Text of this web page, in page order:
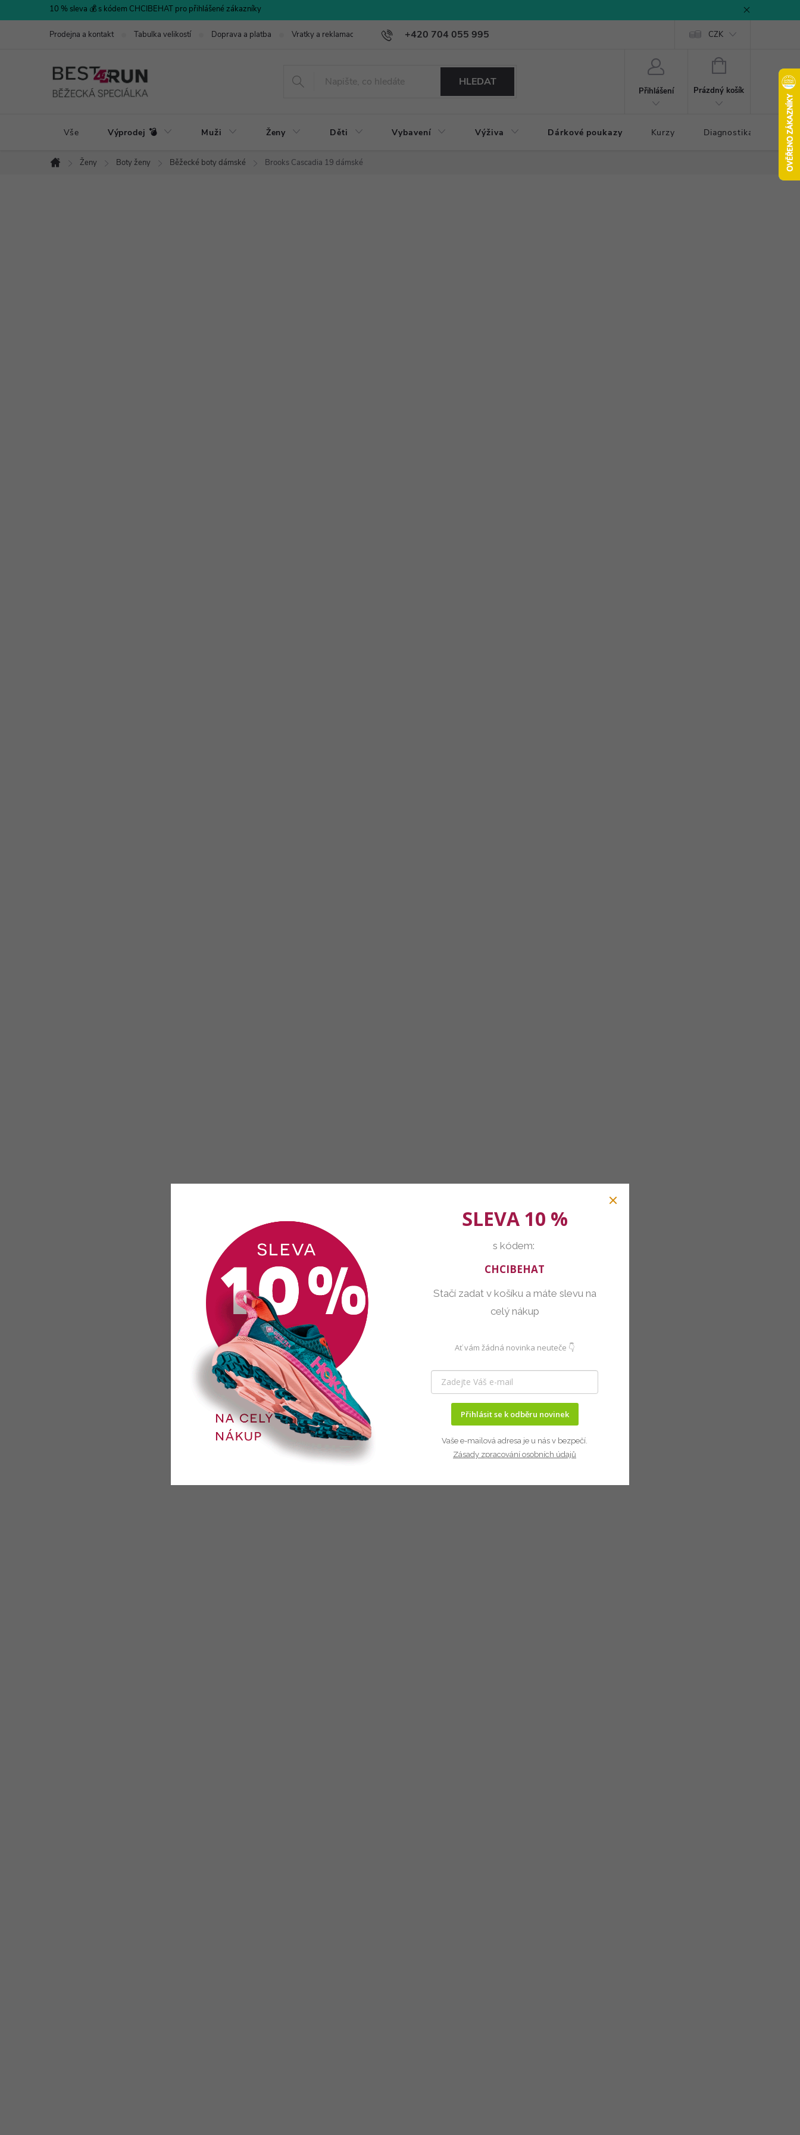
na
10 % sleva 💰 s kódem CHCIBEHAT pro přihlášené zákazníky
+420 704 055 995
Prodejna a kontakt Tabulka velikostí Doprava a platba Vratky a reklamace CZK
HLEDAT
Přihlášení
NÁKUPNÍ
Prázdný košík
Vše Výprodej 💣 Muži Ženy Děti Vybavení Výživa Dárkové poukazy Kurzy Diagnostika došlapu
Domů
Ženy Boty ženy Běžecké boty dámské Brooks Cascadia 19 dámské
SLEVA 10 %
s kódem:
CHCIBEHAT
Stačí zadat v košíku a máte slevu na
celý nákup
Ať vám žádná novinka neuteče 👇
Přihlásit se k odběru novinek
Vaše e-mailová adresa je u nás v bezpečí.
Zásady zpracování osobních údajů